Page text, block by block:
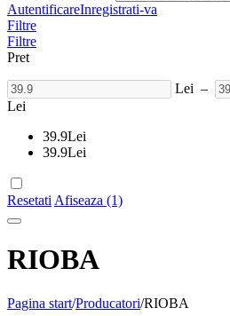
AutentificareInregistrati-va
Filtre
Filtre
Pret
Lei –
Lei
39.9Lei
39.9Lei
Resetati Afiseaza (1)
RIOBA
Pagina start/Producatori/RIOBA